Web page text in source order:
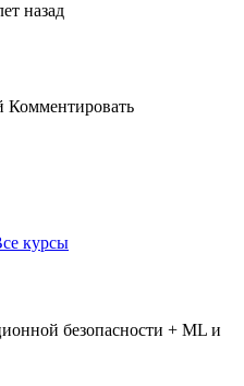
назад
Комментировать
курсы
безопасности + ML и